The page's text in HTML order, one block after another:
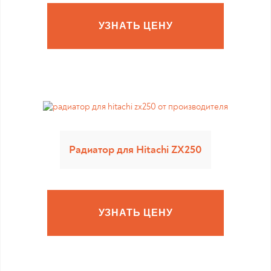
УЗНАТЬ ЦЕНУ
Радиатор для Hitachi ZX250
УЗНАТЬ ЦЕНУ